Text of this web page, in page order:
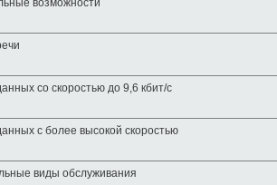
возможности
со скоростью до 9,6 кбит/с
с более высокой скоростью
виды обслуживания